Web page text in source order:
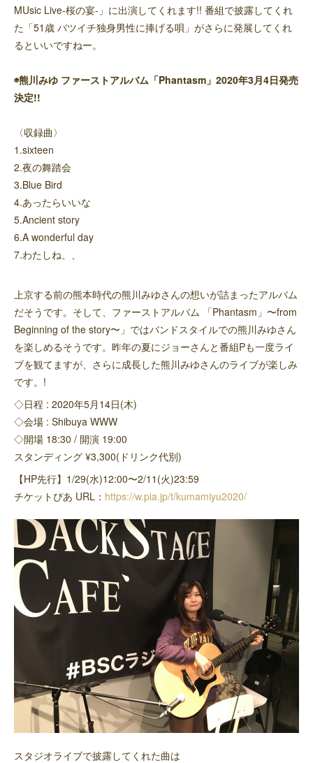
MUsic Live-桜の宴-」に出演してくれます!! 番組で披露してくれ
た「51歳 バツイチ独身男性に捧げる唄」がさらに発展してくれ
るといいですねー。
◉熊川みゆ ファーストアルバム「Phantasm」2020年3月4日発売
決定!!
〈収録曲〉
1.sixteen
2.夜の舞踏会
3.Blue Bird
4.あったらいいな
5.Ancient story
6.A wonderful day
7.わたしね、、
上京する前の熊本時代の熊川みゆさんの想いが詰まったアルバム
だそうです。そして、ファーストアルバム 「Phantasm」〜from
Beginning of the story〜」ではバンドスタイルでの熊川みゆさん
を楽しめるそうです。昨年の夏にジョーさんと番組Pも一度ライ
ブを観てますが、さらに成長した熊川みゆさんのライブが楽しみ
です。!
◇日程 : 2020年5月14日(木)
◇会場 : Shibuya WWW
◇開場 18:30 / 開演 19:00
スタンディング ¥3,300(ドリンク代別)
【HP先行】1/29(水)12:00〜2/11(火)23:59
チケットぴあ URL： https://w.pia.jp/t/kumamiyu2020/
スタジオライブで披露してくれた曲は